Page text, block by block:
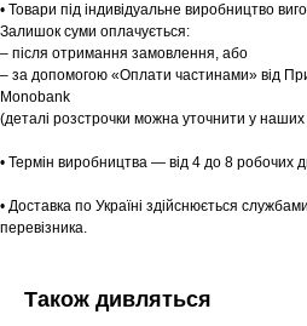
• Товари під індивідуальне виробництво
Залишок суми оплачується:
– після отримання замовлення, або
– за допомогою «Оплати частинами» від
Monobank
(деталі розстрочки можна уточнити у
• Термін виробництва — від 4 до 8 робочих
• Доставка по Україні здійснюється
перевізника.
Також дивляться